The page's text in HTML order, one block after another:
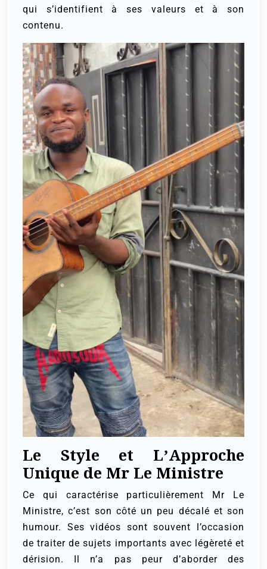
qui s’identifient à ses valeurs et à son
contenu.
Le Style et L’Approche
Unique de Mr Le Ministre
Ce qui caractérise particulièrement Mr Le
Ministre, c’est son côté un peu décalé et son
humour. Ses vidéos sont souvent l’occasion
de traiter de sujets importants avec légèreté et
dérision. Il n’a pas peur d’aborder des